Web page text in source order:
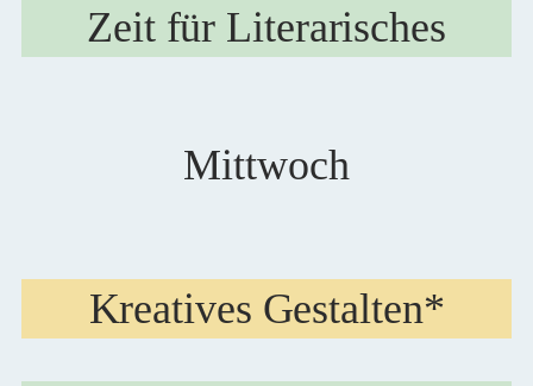
Zeit für Literarisches
Mittwoch
Kreatives Gestalten*